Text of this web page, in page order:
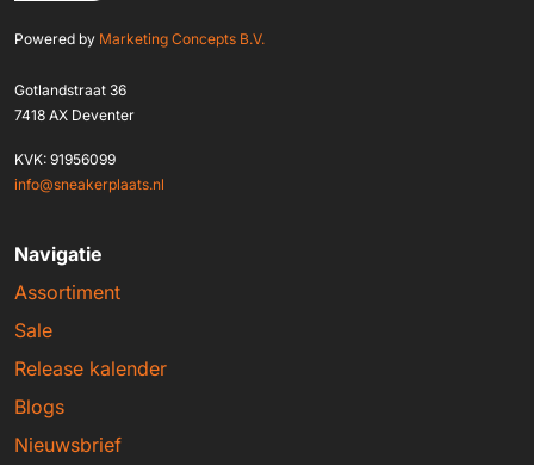
Powered by Marketing Concepts B.V.
Gotlandstraat 36
7418 AX Deventer
KVK: 91956099
info@sneakerplaats.nl
Navigatie
Assortiment
Sale
Release kalender
Blogs
Nieuwsbrief